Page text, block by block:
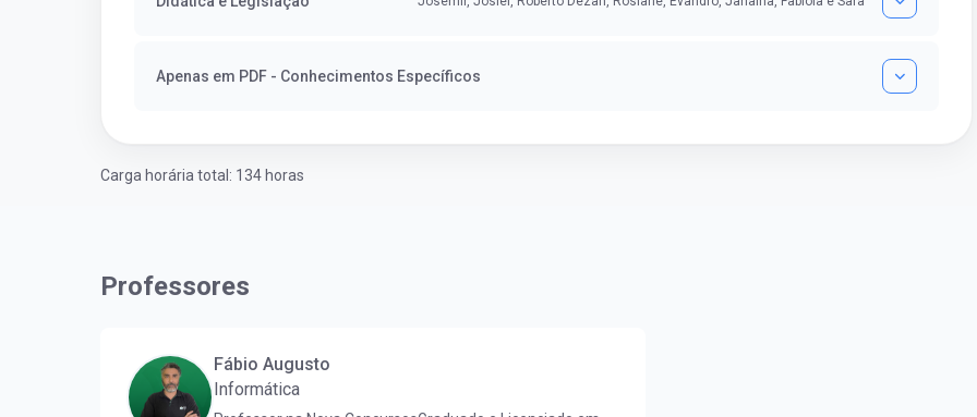
Apenas em PDF - Conhecimentos Específicos
Carga horária total: 134 horas
Professores
Fábio Augusto
Informática